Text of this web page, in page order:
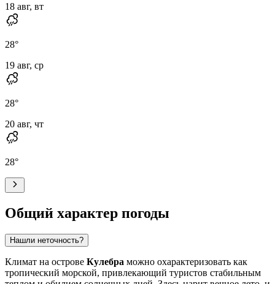
18 авг, вт
28°
19 авг, ср
28°
20 авг, чт
28°
Общий характер погоды
Нашли неточность?
Климат на острове Кулебра можно охарактеризовать как
тропический морской, привлекающий туристов стабильным